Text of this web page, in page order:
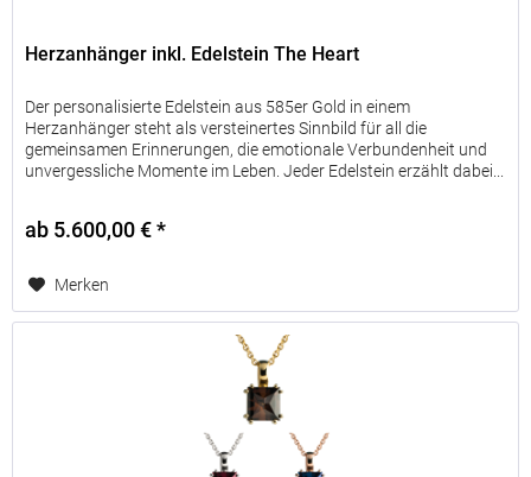
Herzanhänger inkl. Edelstein The Heart
Der personalisierte Edelstein aus 585er Gold in einem
Herzanhänger steht als versteinertes Sinnbild für all die
gemeinsamen Erinnerungen, die emotionale Verbundenheit und
unvergessliche Momente im Leben. Jeder Edelstein erzählt dabei...
ab 5.600,00 € *
Merken